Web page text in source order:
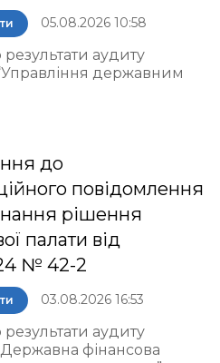
05.08.2026 10:58
аудиту
державним
до
повідомлення
рішення
палати від
№ 42-2
03.08.2026 16:53
аудиту
фінансова